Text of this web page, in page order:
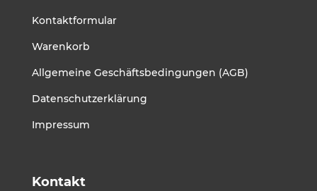
Kontaktformular
Warenkorb
Allgemeine Geschäftsbedingungen (AGB)
Datenschutzerklärung
Impressum
Kontakt